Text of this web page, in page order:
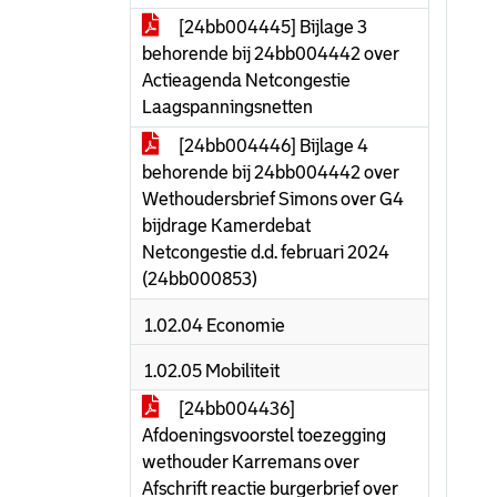
[24bb004445] Bijlage 3
behorende bij 24bb004442 over
Actieagenda Netcongestie
Laagspanningsnetten
[24bb004446] Bijlage 4
behorende bij 24bb004442 over
Wethoudersbrief Simons over G4
bijdrage Kamerdebat
Netcongestie d.d. februari 2024
(24bb000853)
1.02.04 Economie
1.02.05 Mobiliteit
[24bb004436]
Afdoeningsvoorstel toezegging
wethouder Karremans over
Afschrift reactie burgerbrief over